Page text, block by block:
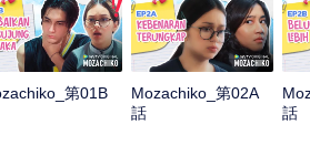
第01B
Mozachiko_第02A
話
話